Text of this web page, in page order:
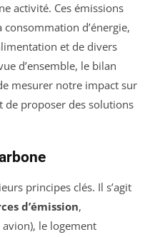
activité. Ces émissions
d’énergie,
et de divers
d’ensemble, le bilan
mesurer notre impact sur
de proposer des solutions
principes clés. Il s’agit
d’émission,
le logement